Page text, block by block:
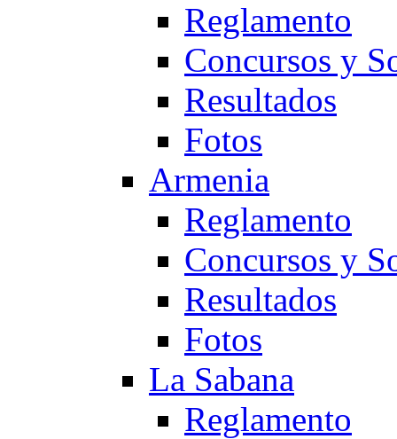
Reglamento
Concursos y
Resultados
Fotos
Armenia
Reglamento
Concursos y
Resultados
Fotos
La Sabana
Reglamento